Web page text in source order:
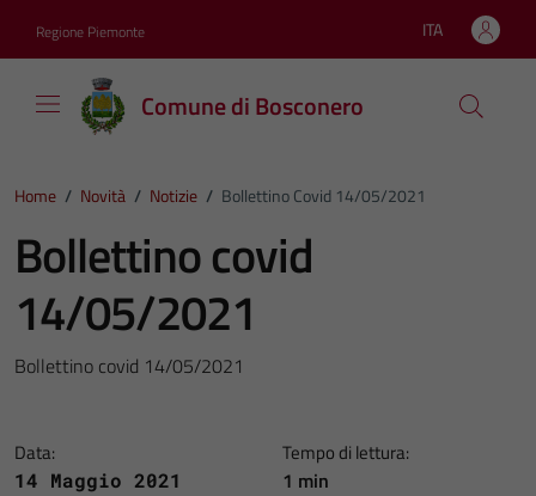
Regione Piemonte Lingua attiva:
ITA
Comune di Bosconero
Home / Novità / Notizie / Bollettino Covid 14/05/2021
Bollettino covid
14/05/2021
Bollettino covid 14/05/2021
Data:
14 Maggio 2021
Tempo di lettura:
1 min